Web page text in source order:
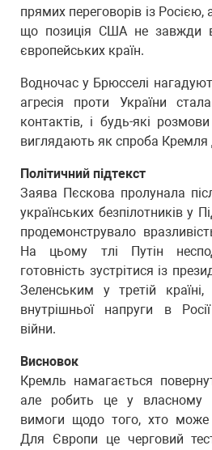
прямих переговорів із
що позиція США не завжди
європейських країн.
Водночас у Брюсселі
агресія проти України
контактів, і будь-які
виглядають як спроба Кремля
Політичний підтекст
Заява Пєскова пролунала
українських безпілотників у
продемонструвало
На цьому тлі Путін
готовність зустрітися із
Зеленським у третій
внутрішньої напруги в
війни.
Висновок
Кремль намагається
але робить це у власному
вимоги щодо того, хто може
Для Європи це черговий